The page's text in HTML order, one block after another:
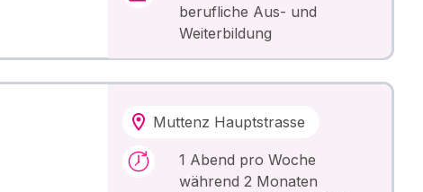
berufliche Aus- und
Weiterbildung
Muttenz Hauptstrasse
1 Abend pro Woche
während 2 Monaten